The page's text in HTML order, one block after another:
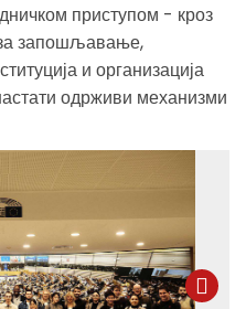
приступом - кроз
запошљавање,
и организација
одрживи механизми